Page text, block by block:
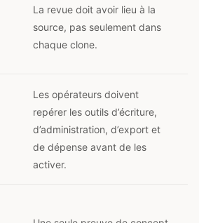
La revue doit avoir lieu à la
source, pas seulement dans
chaque clone.
Les opérateurs doivent
repérer les outils d’écriture,
d’administration, d’export et
de dépense avant de les
activer.